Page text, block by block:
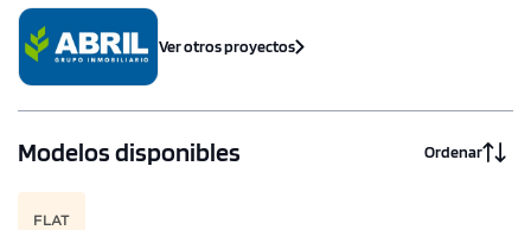
Ver otros proyectos
Modelos disponibles Ordenar
FLAT